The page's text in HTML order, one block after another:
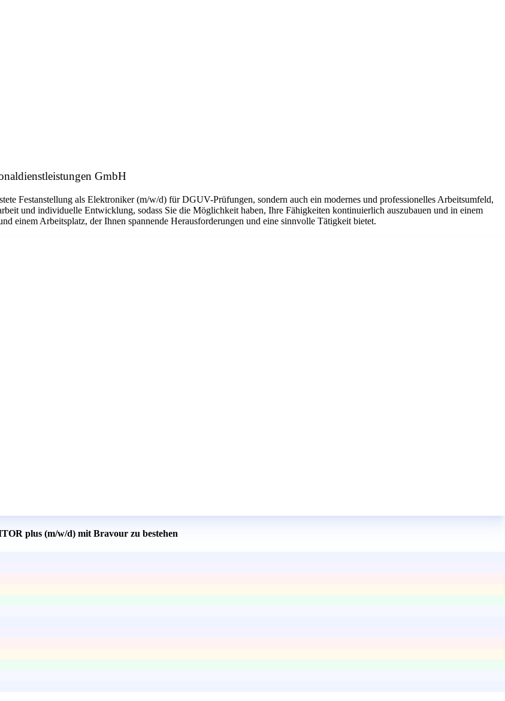
GmbH
Festanstellung als Elektroniker (m/w/d) für DGUV-Prüfungen, sondern auch ein modernes und professionelles Arbeitsumfeld,
und individuelle Entwicklung, sodass Sie die Möglichkeit haben, Ihre Fähigkeiten kontinuierlich auszubauen und in einem
einem Arbeitsplatz, der Ihnen spannende Herausforderungen und eine sinnvolle Tätigkeit bietet.
plus (m/w/d) mit Bravour zu bestehen